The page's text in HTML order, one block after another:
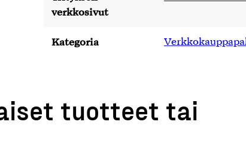
verkkosivut
Kategoria
tuotteet tai